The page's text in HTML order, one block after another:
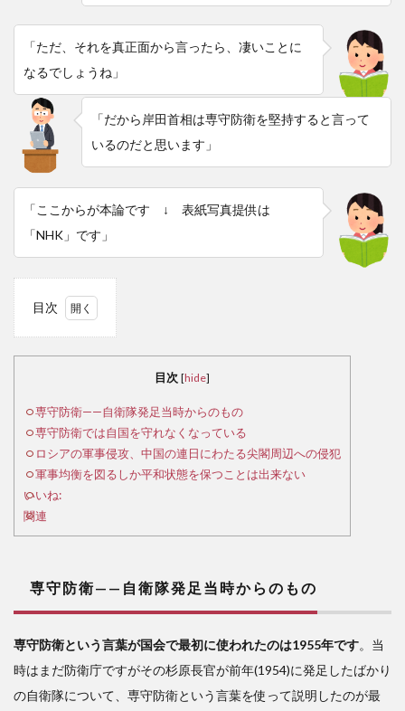
「ただ、それを真正面から言ったら、凄いことに
なるでしょうね」
「だから岸田首相は専守防衛を堅持すると言って
いるのだと思います」
「ここからが本論です ↓ 表紙写真提供は
「NHK」です」
目次
——
自衛
隊発
時か
らの
もの
守防
衛で
国を
守れ
なく
目次 [hide]
専守防衛——自衛隊発足当時からのもの
専守防衛では自国を守れなくなっている
ロシアの軍事侵攻、中国の連日にわたる尖閣周辺への侵犯
軍事均衡を図るしか平和状態を保つことは出来ない
いいね:
関連
専守防衛——自衛隊発足当時からのもの
専守防衛という言葉が国会で最初に使われたのは1955年です。当
時はまだ防衛庁ですがその杉原長官が前年(1954)に発足したばかり
の自衛隊について、専守防衛という言葉を使って説明したのが最